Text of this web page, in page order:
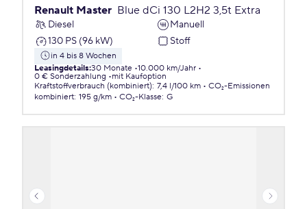
Renault Master Blue dCi 130 L2H2 3,5t Extra
Diesel
Manuell
130 PS (96 kW)
Stoff
in 4 bis 8 Wochen
Leasingdetails:30 Monate 10.000 km/Jahr
0 € Sonderzahlung
mit Kaufoption
Kraftstoffverbrauch (kombiniert): 7,4 l/100 km
CO₂-Emissionen
kombiniert: 195 g/km CO₂-Klasse: G